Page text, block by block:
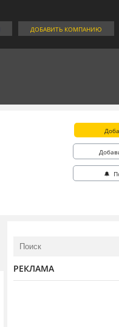
ДОБАВИТЬ КОМПАНИЮ
🔔
РЕКЛАМА